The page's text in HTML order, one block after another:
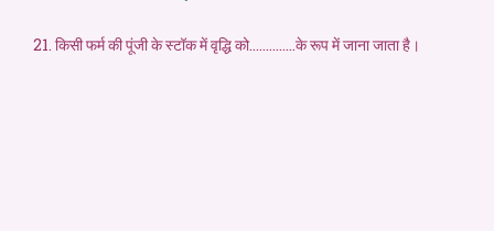
21. किसी फर्म की पूंजी के स्टॉक में वृद्धि को…………..के रूप में जाना जाता है।